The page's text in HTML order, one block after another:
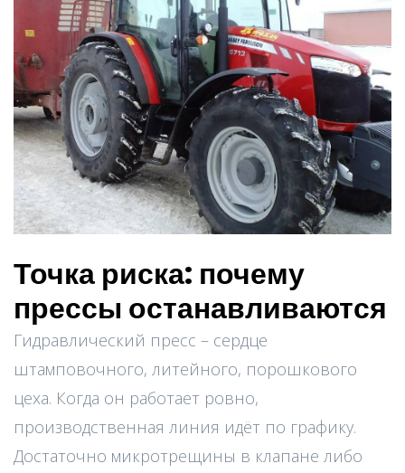
Точка риска: почему
прессы останавливаются
Гидравлический пресс – сердце
штамповочного, литейного, порошкового
цеха. Когда он работает ровно,
производственная линия идёт по графику.
Достаточно микротрещины в клапане либо